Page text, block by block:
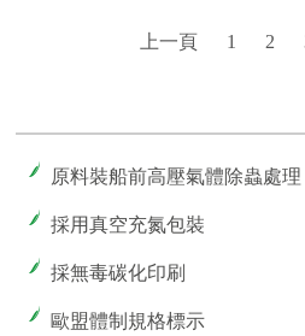
上一頁 1 2
原料裝船前高壓氣體除蟲處理
採用真空充氮包裝
採無毒碳化印刷
歐盟體制規格標示